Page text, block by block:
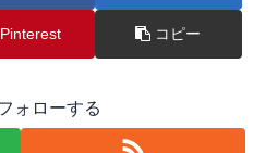
Pinterest コピー
ォローする